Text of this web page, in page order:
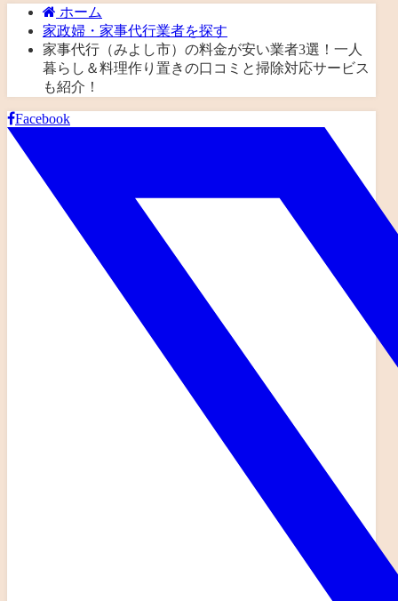
ホーム
家政婦・家事代行業者を探す
家事代行（みよし市）の料金が安い業者3選！一人
暮らし＆料理作り置きの口コミと掃除対応サービス
も紹介！
Facebook